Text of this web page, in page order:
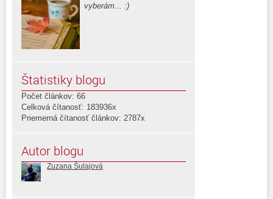
vyberám... :)
Štatistiky blogu
Počet článkov: 66
Celková čítanosť: 183936x
Priemerná čítanosť článkov: 2787x
Autor blogu
Zuzana Šulajová